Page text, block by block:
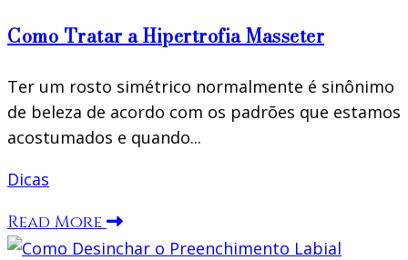
Como Tratar a Hipertrofia Masseter
Ter um rosto simétrico normalmente é sinônimo
de beleza de acordo com os padrões que estamos
acostumados e quando...
Dicas
Read More